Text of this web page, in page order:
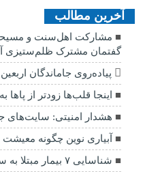
آخرین مطالب
مشارکت اهل‌سنت و
گفتمان مشترک ظلم‌ستیزی
پیاده‌روی جاماندگان
اینجا قلب‌ها زودتر از پاها
هشدار امنیتی: سایت‌های
آبیاری نوین چگونه
شناسایی ۷ بیمار مبتلا به سیاه‌سرفه در اردبیل